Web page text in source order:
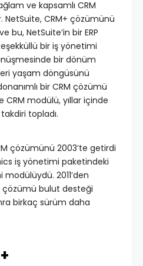
ve kapsamlı CRM
NetSuite, CRM+ çözümünü
bu, NetSuite’in bir ERP
bir iş yönetimi
bir dönüm
yaşam döngüsünü
bir CRM çözümü
modülü, yıllar içinde
topladı.
çözümünü 2003’te getirdi
iş yönetimi paketindeki
2011’den
çözümü bulut desteği
birkaç sürüm daha